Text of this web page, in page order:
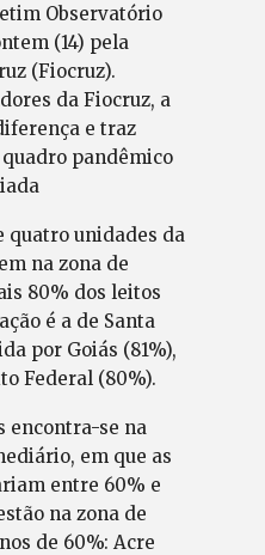
Observatório
(14) pela
(Fiocruz).
da Fiocruz, a
e traz
pandêmico
quatro unidades da
na zona de
80% dos leitos
é a de Santa
por Goiás (81%),
Federal (80%).
encontra-se na
em que as
entre 60% e
na zona de
de 60%: Acre